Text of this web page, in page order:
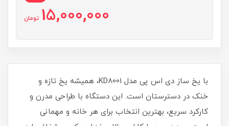
15,000,000 تومان
با یخ ساز دی اس پی مدل KD8001، همیشه یخ تازه و
خنک در دسترستان است. این دستگاه با طراحی مدرن و
کارکرد سریع، بهترین انتخاب برای هر خانه و مهمانی